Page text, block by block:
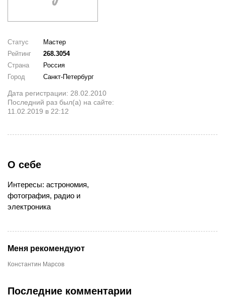
Статус
Мастер
Рейтинг
268.3054
Страна
Россия
Город
Санкт-Петербург
Дата регистрации: 28.02.2010
Последний раз был(а) на сайте:
11.02.2019 в 22:12
О себе
Интересы: астрономия,
фотография, радио и
электроника
Меня рекомендуют
Константин Марсов
Последние комментарии